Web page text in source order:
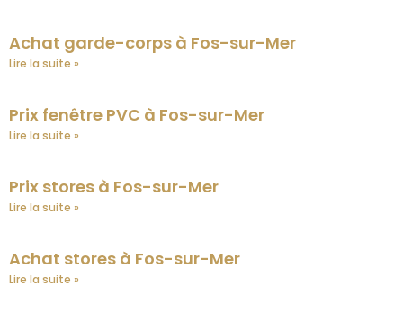
Achat garde-corps à Fos-sur-Mer
Lire la suite »
Prix fenêtre PVC à Fos-sur-Mer
Lire la suite »
Prix stores à Fos-sur-Mer
Lire la suite »
Achat stores à Fos-sur-Mer
Lire la suite »